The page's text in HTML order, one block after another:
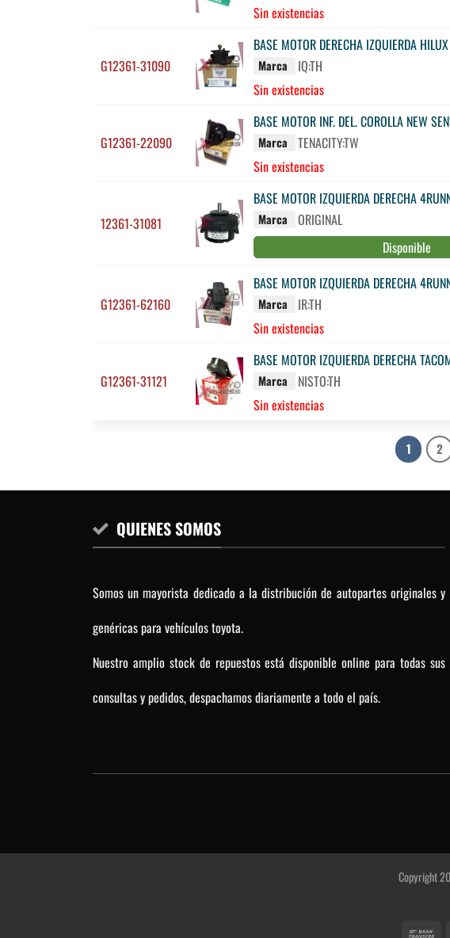
Sin existencias
G12361-31090
BASE MOTOR DERECHA IZQUIERDA
Marca
IQ:TH
Sin existencias
G12361-22090
BASE MOTOR INF. DEL. COROLLA NEW
Marca
TENACITY:TW
Sin existencias
12361-31081
BASE MOTOR IZQUIERDA DERECHA
Marca
ORIGINAL
Disponible
G12361-62160
BASE MOTOR IZQUIERDA DERECHA
Marca
IR:TH
Sin existencias
G12361-31121
BASE MOTOR IZQUIERDA DERECHA
Marca
NISTO:TH
Sin existencias
1 2
QUIENES SOMOS
Somos un mayorista dedicado a la distribución de autopartes originales y
genéricas para vehículos toyota.
Nuestro amplio stock de repuestos está disponible online para todas sus
consultas y pedidos, despachamos diariamente a todo el país.
Copyright